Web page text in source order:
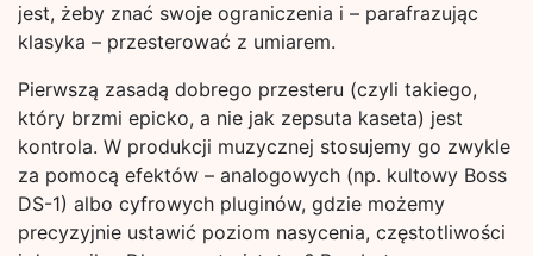
jest, żeby znać swoje ograniczenia i – parafrazując
klasyka – przesterować z umiarem.
Pierwszą zasadą dobrego przesteru (czyli takiego,
który brzmi epicko, a nie jak zepsuta kaseta) jest
kontrola. W produkcji muzycznej stosujemy go zwykle
za pomocą efektów – analogowych (np. kultowy Boss
DS-1) albo cyfrowych pluginów, gdzie możemy
precyzyjnie ustawić poziom nasycenia, częstotliwości